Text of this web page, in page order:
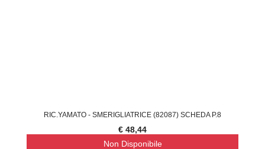
RIC.YAMATO - SMERIGLIATRICE (82087) SCHEDA P.8
€ 48,44
Non Disponibile